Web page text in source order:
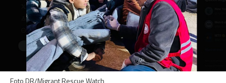
Foto DR/Migrant Rescue Watch